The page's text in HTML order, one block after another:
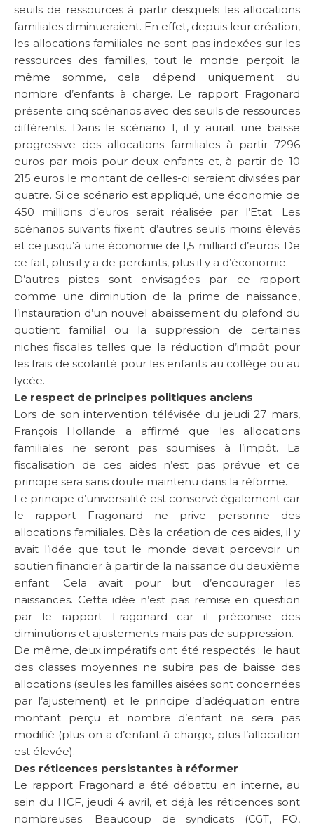
seuils de ressources à partir desquels les allocations
familiales diminueraient. En effet, depuis leur création,
les allocations familiales ne sont pas indexées sur les
ressources des familles, tout le monde perçoit la
même somme, cela dépend uniquement du
nombre d’enfants à charge. Le rapport Fragonard
présente cinq scénarios avec des seuils de ressources
différents. Dans le scénario 1, il y aurait une baisse
progressive des allocations familiales à partir 7296
euros par mois pour deux enfants et, à partir de 10
215 euros le montant de celles-ci seraient divisées par
quatre. Si ce scénario est appliqué, une économie de
450 millions d’euros serait réalisée par l’Etat. Les
scénarios suivants fixent d’autres seuils moins élevés
et ce jusqu’à une économie de 1,5 milliard d’euros. De
ce fait, plus il y a de perdants, plus il y a d’économie.
D’autres pistes sont envisagées par ce rapport
comme une diminution de la prime de naissance,
l’instauration d’un nouvel abaissement du plafond du
quotient familial ou la suppression de certaines
niches fiscales telles que la réduction d’impôt pour
les frais de scolarité pour les enfants au collège ou au
lycée.
Le respect de principes politiques anciens
Lors de son intervention télévisée du jeudi 27 mars,
François Hollande a affirmé que les allocations
familiales ne seront pas soumises à l’impôt. La
fiscalisation de ces aides n’est pas prévue et ce
principe sera sans doute maintenu dans la réforme.
Le principe d’universalité est conservé également car
le rapport Fragonard ne prive personne des
allocations familiales. Dès la création de ces aides, il y
avait l’idée que tout le monde devait percevoir un
soutien financier à partir de la naissance du deuxième
enfant. Cela avait pour but d’encourager les
naissances. Cette idée n’est pas remise en question
par le rapport Fragonard car il préconise des
diminutions et ajustements mais pas de suppression.
De même, deux impératifs ont été respectés : le haut
des classes moyennes ne subira pas de baisse des
allocations (seules les familles aisées sont concernées
par l’ajustement) et le principe d’adéquation entre
montant perçu et nombre d’enfant ne sera pas
modifié (plus on a d’enfant à charge, plus l’allocation
est élevée).
Des réticences persistantes à réformer
Le rapport Fragonard a été débattu en interne, au
sein du HCF, jeudi 4 avril, et déjà les réticences sont
nombreuses. Beaucoup de syndicats (CGT, FO,